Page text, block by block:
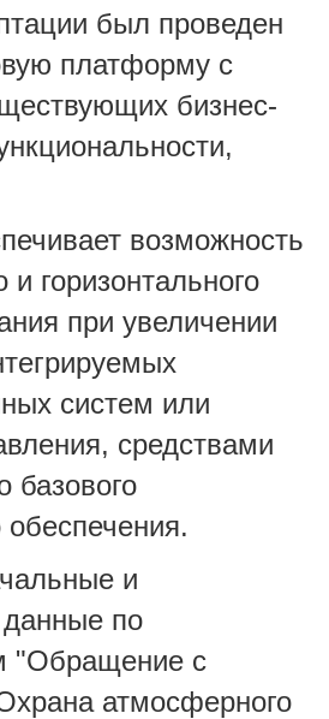
был проведен
платформу с
бизнес-
возможность
и горизонтального
при увеличении
систем или
средствами
базового
и
данные по
"Обращение с
атмосферного